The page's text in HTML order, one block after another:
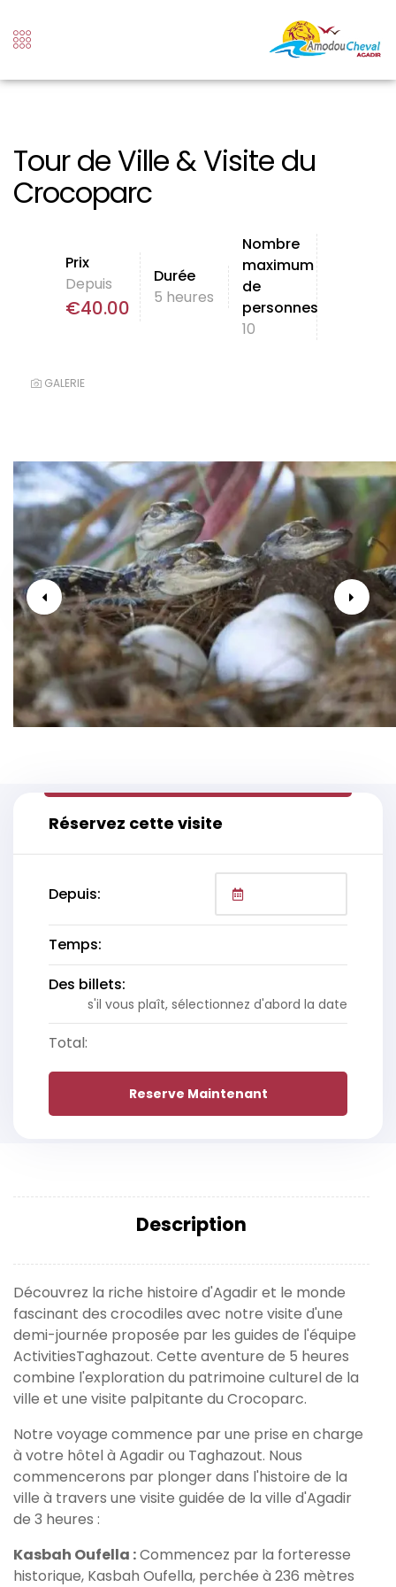
Tour de Ville & Visite du
Crocoparc
Prix
Depuis
€40.00
Durée
5 heures
Nombre
maximum
de
personnes
10
GALERIE
Réservez cette visite
Depuis:
Temps:
Des billets:
s'il vous plaît, sélectionnez d'abord la date
Total:
Reserve Maintenant
Description
Découvrez la riche histoire d'Agadir et le monde
fascinant des crocodiles avec notre visite d'une
demi-journée proposée par les guides de l'équipe
ActivitiesTaghazout. Cette aventure de 5 heures
combine l'exploration du patrimoine culturel de la
ville et une visite palpitante du Crocoparc.
Notre voyage commence par une prise en charge
à votre hôtel à Agadir ou Taghazout. Nous
commencerons par plonger dans l'histoire de la
ville à travers une visite guidée de la ville d'Agadir
de 3 heures :
Kasbah Oufella :Commencez par la forteresse
historique, Kasbah Oufella, perchée à 236 mètres